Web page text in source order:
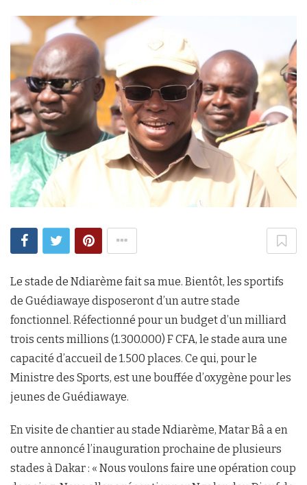
Le stade de Ndiarème fait sa mue. Bientôt, les sportifs
de Guédiawaye disposeront d’un autre stade
fonctionnel. Réfectionné pour un budget d’un milliard
trois cents millions (1.300.000) F CFA, le stade aura une
capacité d’accueil de 1.500 places. Ce qui, pour le
Ministre des Sports, est une bouffée d’oxygène pour les
jeunes de Guédiawaye.
En visite de chantier au stade Ndiarème, Matar Bâ a en
outre annoncé l’inauguration prochaine de plusieurs
stades à Dakar : « Nous voulons faire une opération coup